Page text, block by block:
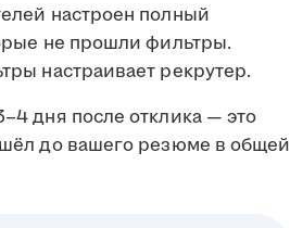
настроен полный
не прошли фильтры.
настраивает рекрутер.
дня после отклика — это
до вашего резюме в общей